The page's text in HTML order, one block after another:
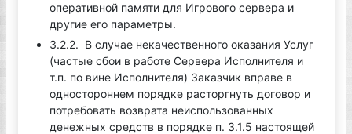
оперативной памяти для Игрового сервера и
другие его параметры.
3.2.2. В случае некачественного оказания Услуг
(частые сбои в работе Сервера Исполнителя и
т.п. по вине Исполнителя) Заказчик вправе в
одностороннем порядке расторгнуть договор и
потребовать возврата неиспользованных
денежных средств в порядке п. 3.1.5 настоящей